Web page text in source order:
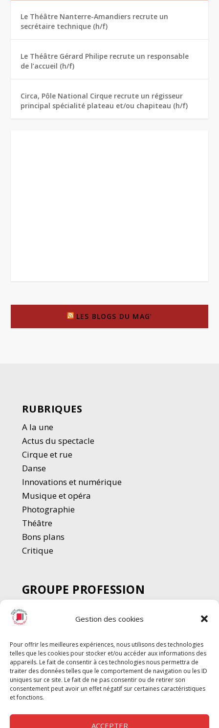
Gestion des cookies
Pour offrir les meilleures expériences, nous utilisons des technologies
telles que les cookies pour stocker et/ou accéder aux informations des
appareils. Le fait de consentir à ces technologies nous permettra de
traiter des données telles que le comportement de navigation ou les ID
uniques sur ce site. Le fait de ne pas consentir ou de retirer son
consentement peut avoir un effet négatif sur certaines caractéristiques
et fonctions.
ACCEPTER
Le Théâtre Nanterre-Amandiers recrute un
secrétaire technique (h/f)
Le Théâtre Gérard Philipe recrute un responsable
de l’accueil (h/f)
Circa, Pôle National Cirque recrute un régisseur
principal spécialité plateau et/ou chapiteau (h/f)
LES BLOGS DU MAG’
RUBRIQUES
A la une
Actus du spectacle
Cirque et rue
Danse
Innovations et numérique
Musique et opéra
Photographie
Théâtre
Bons plans
Critique
GROUPE PROFESSION
SPECTACLE
Chèque Intermittents
Chèque Compta
Chèque Emploi Spectacle
G-Pods
Profession Audio-visuel